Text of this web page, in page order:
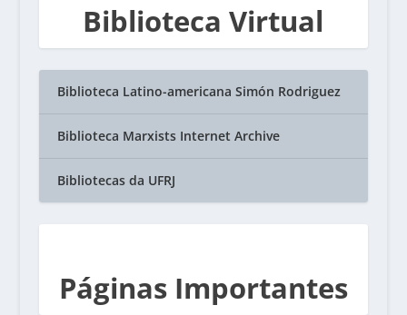
Biblioteca Virtual
Biblioteca Latino-americana Simón Rodriguez
Biblioteca Marxists Internet Archive
Bibliotecas da UFRJ
Páginas Importantes